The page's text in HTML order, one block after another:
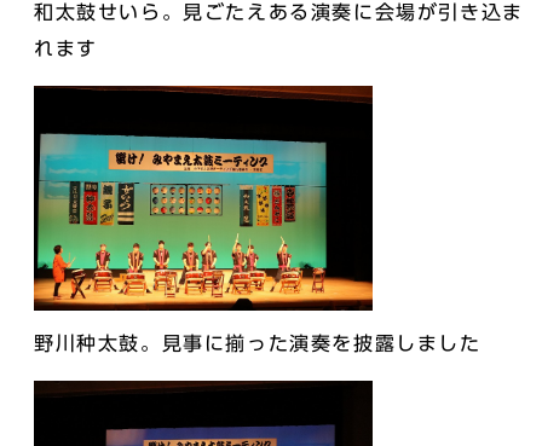
和太鼓せいら。見ごたえある演奏に会場が引き込ま
れます
野川种太鼓。見事に揃った演奏を披露しました